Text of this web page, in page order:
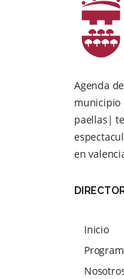
Agenda
municipio
paellas|
en
Inicio